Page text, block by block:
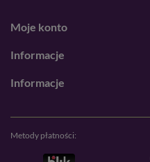
Moje konto
Informacje
Informacje
Metody płatności: